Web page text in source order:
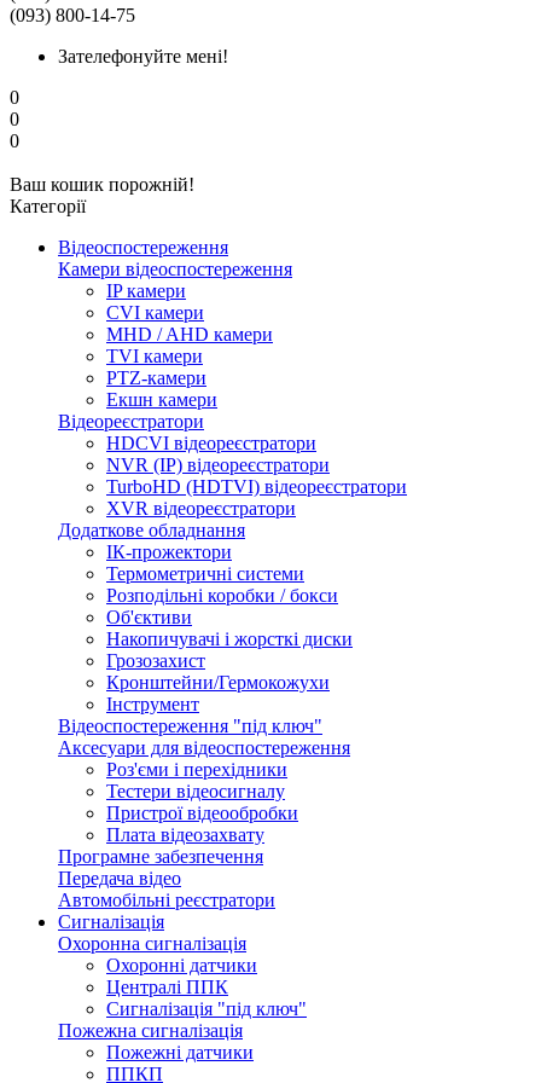
(093) 800-14-75
Зателефонуйте мені!
0
0
0
Ваш кошик порожній!
Категорії
Відеоспостереження
Камери відеоспостереження
IP камери
CVI камери
MHD / AHD камери
TVI камери
PTZ-камери
Екшн камери
Відеореєстратори
HDCVI відеореєстратори
NVR (IP) відеореєстратори
TurboHD (HDTVI) відеореєстратори
XVR відеореєстратори
Додаткове обладнання
ІК-прожектори
Термометричні системи
Розподільні коробки / бокси
Об'єктиви
Накопичувачі і жорсткі диски
Грозозахист
Кронштейни/Гермокожухи
Інструмент
Відеоспостереження "під ключ"
Аксесуари для відеоспостереження
Роз'єми і перехідники
Тестери відеосигналу
Пристрої відеообробки
Плата відеозахвату
Програмне забезпечення
Передача відео
Автомобільні реєстратори
Сигналізація
Охоронна сигналізація
Охоронні датчики
Централі ППК
Сигналізація "під ключ"
Пожежна сигналізація
Пожежні датчики
ППКП